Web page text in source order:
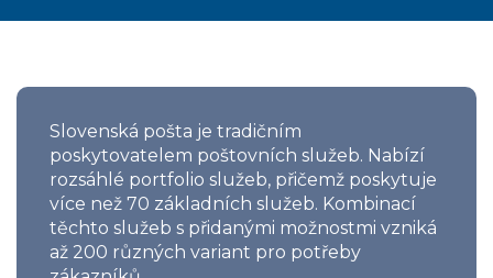
Slovenská pošta je tradičním
poskytovatelem poštovních služeb. Nabízí
rozsáhlé portfolio služeb, přičemž poskytuje
více než 70 základních služeb. Kombinací
těchto služeb s přidanými možnostmi vzniká
až 200 různých variant pro potřeby